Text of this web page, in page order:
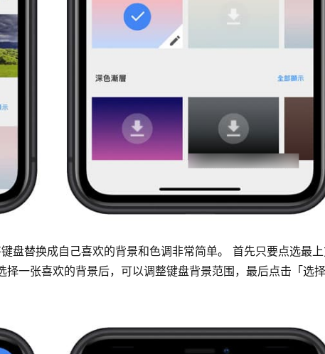
盘替换成自己喜欢的背景和色调非常简单。 首先只要点选最
一张喜欢的背景后，可以调整键盘背景范围，最后点击「选